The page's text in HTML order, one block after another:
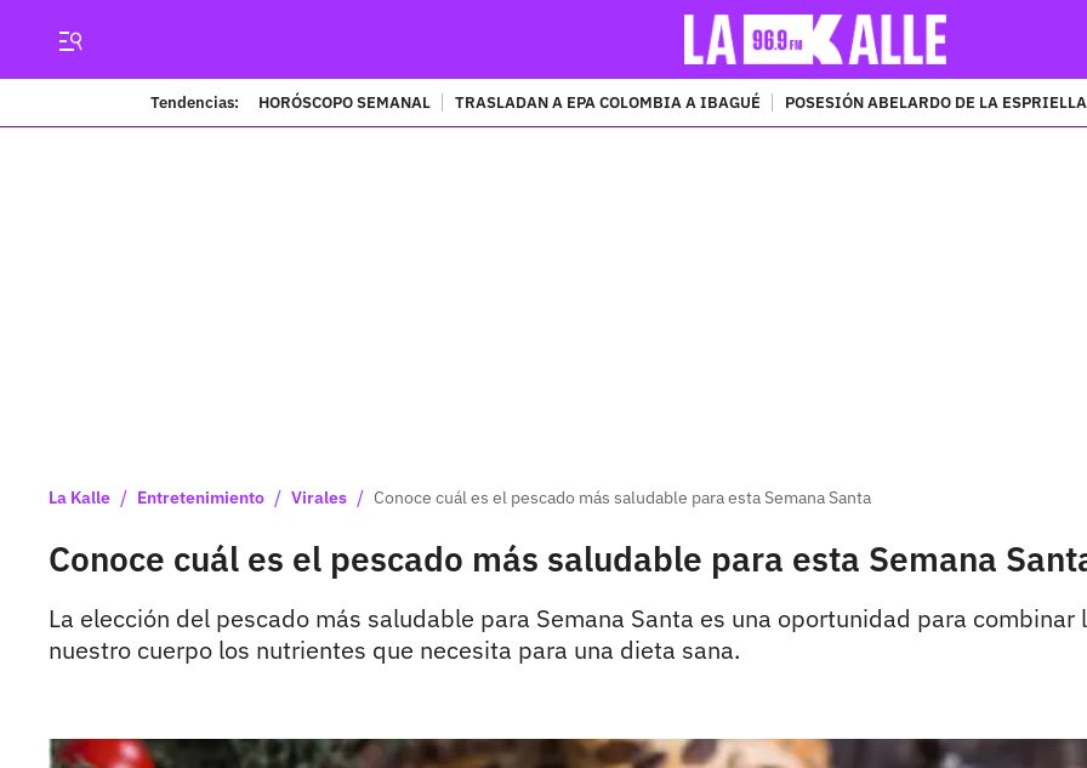
Tendencias: HORÓSCOPO SEMANAL TRASLADAN A EPA COLOMBIA A IBAGUÉ POSESIÓN ABELARDO DE LA ESPRIELLA
La Kalle / Entretenimiento / Virales / Conoce cuál es el pescado más saludable para esta Semana Santa
Conoce cuál es el pescado más saludable para esta Semana
La elección del pescado más saludable para Semana Santa es una oportunidad para
nuestro cuerpo los nutrientes que necesita para una dieta sana.